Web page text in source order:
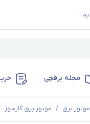
مجله برقچی
موتور برق / موتور برق گازسوز